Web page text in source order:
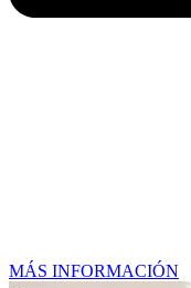
MÁS INFORMACIÓN